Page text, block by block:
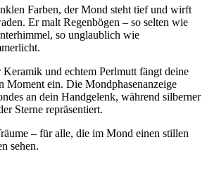
Farben, der Mond steht tief und wirft
Er malt Regenbögen – so selten wie
so unglaublich wie
und echtem Perlmutt fängt deine
Moment ein. Die Mondphasenanzeige
an dein Handgelenk, während silberner
Sterne repräsentiert.
– für alle, die im Mond einen stillen
sehen.